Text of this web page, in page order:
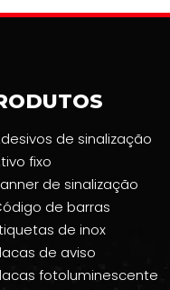
de sinalização
fixo
de sinalização
de barras
de inox
de aviso
fotoluminescente